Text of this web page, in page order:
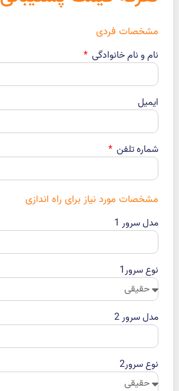
مشخصات فردی
نام و نام خانوادگی
ایمیل
شماره تلفن
مشخصات مورد نیاز برای راه اندازی
مدل سرور 1
نوع سرور1
مدل سرور 2
نوع سرور2